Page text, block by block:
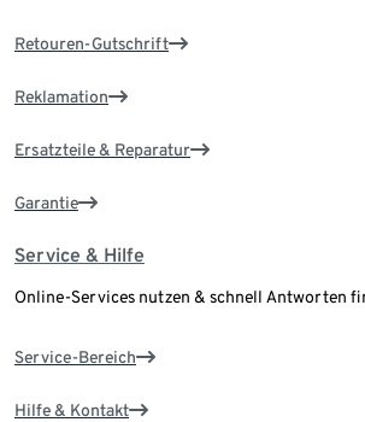
Retouren-Gutschrift
Reklamation
Ersatzteile & Reparatur
Garantie
Service & Hilfe
Online-Services nutzen & schnell Antworten
Service-Bereich
Hilfe & Kontakt